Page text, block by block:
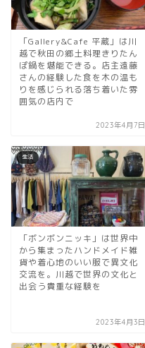
「Gallery&Cafe 平蔵」は川
越で秋田の郷土料理きりたん
ぽ鍋を堪能できる。店主遠藤
さんの経験した食を木の温も
りを感じられる落ち着いた雰
囲気の店内で
2023年4月7日
生活
「ボンボンニッキ」は世界中
から集まったハンドメイド雑
貨や着心地のいい服で異文化
交流を。川越で世界の文化と
出会う貴重な経験を
2023年4月3日